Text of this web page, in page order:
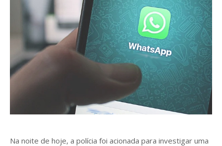
Na noite de hoje, a polícia foi acionada para investigar uma